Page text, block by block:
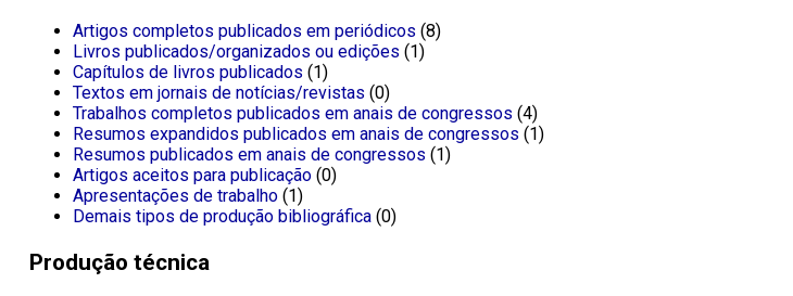
Artigos completos publicados em periódicos (8)
Livros publicados/organizados ou edições (1)
Capítulos de livros publicados (1)
Textos em jornais de notícias/revistas (0)
Trabalhos completos publicados em anais de congressos (4)
Resumos expandidos publicados em anais de congressos (1)
Resumos publicados em anais de congressos (1)
Artigos aceitos para publicação(0)
Apresentações de trabalho(1)
Demais tipos de produção bibliográfica(0)
Produção técnica